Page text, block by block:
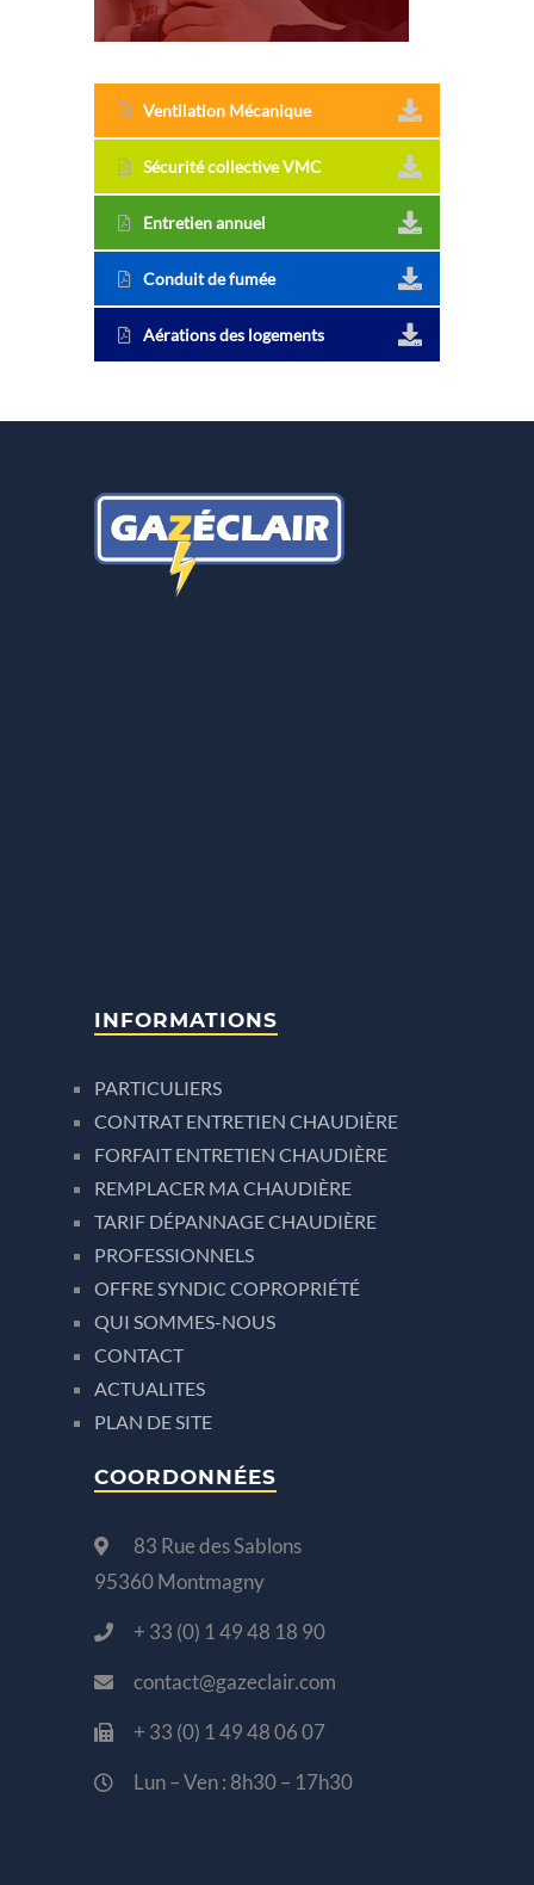
Ventilation Mécanique
Sécurité collective VMC
Entretien annuel
Conduit de fumée
Aérations des logements
INFORMATIONS
PARTICULIERS
CONTRAT ENTRETIEN CHAUDIÈRE
FORFAIT ENTRETIEN CHAUDIÈRE
REMPLACER MA CHAUDIÈRE
TARIF DÉPANNAGE CHAUDIÈRE
PROFESSIONNELS
OFFRE SYNDIC COPROPRIÉTÉ
QUI SOMMES-NOUS
CONTACT
ACTUALITES
PLAN DE SITE
COORDONNÉES
83 Rue des Sablons
95360 Montmagny
+ 33 (0) 1 49 48 18 90
contact@gazeclair.com
+ 33 (0) 1 49 48 06 07
Lun – Ven : 8h30 – 17h30